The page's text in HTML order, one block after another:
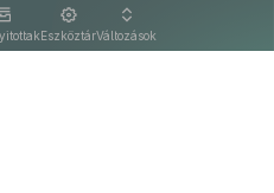
EszköztárVáltozások